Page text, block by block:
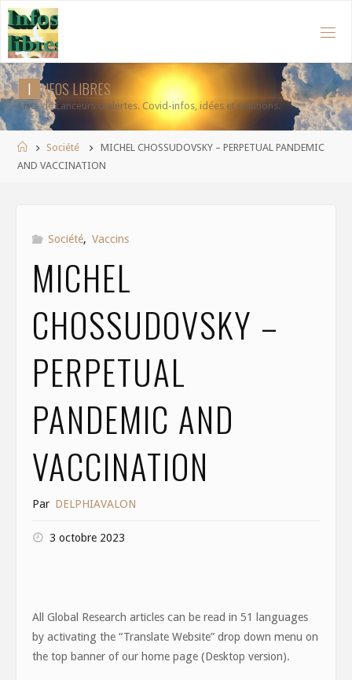
Aller
au
contenu
I NFOSLIBRES
Liste de Lanceurs d'alertes. Covid-infos, idées et solutions.
AccueilSociété
MICHEL CHOSSUDOVSKY – PERPETUAL PANDEMIC
AND VACCINATION
Société, Vaccins
MICHEL
CHOSSUDOVSKY –
PERPETUAL
PANDEMIC AND
VACCINATION
Par DELPHIAVALON
3 octobre 2023
All Global Research articles can be read in 51 languages
by activating the “Translate Website” drop down menu on
the top banner of our home page (Desktop version).